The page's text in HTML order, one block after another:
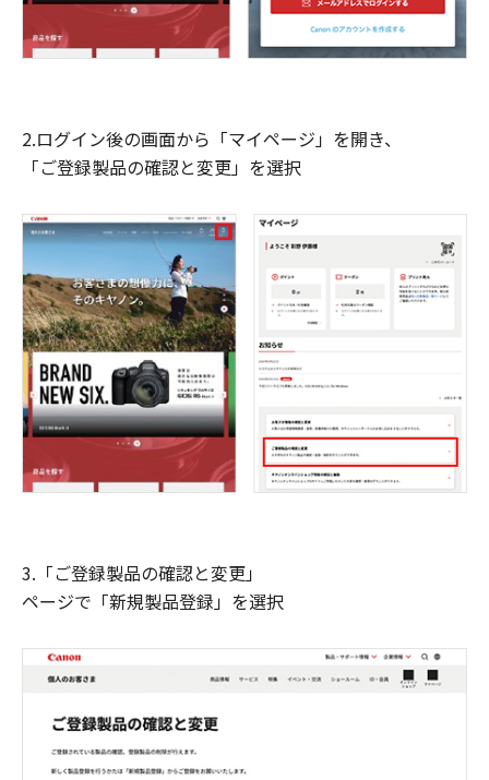
2.ログイン後の画面から「マイページ」を開き、
「ご登録製品の確認と変更」を選択
3.「ご登録製品の確認と変更」
ページで「新規製品登録」を選択